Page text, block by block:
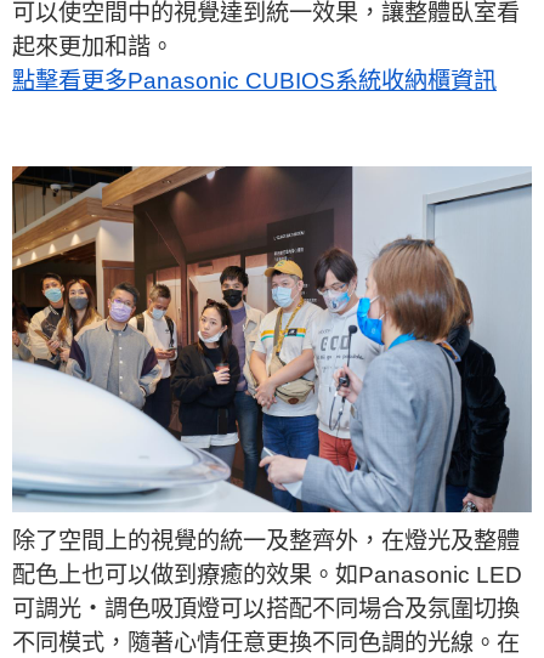
可以使空間中的視覺達到統一效果，讓整體臥室看
起來更加和諧。
點擊看更多Panasonic CUBIOS系統收納櫃資訊
除了空間上的視覺的統一及整齊外，在燈光及整體
配色上也可以做到療癒的效果。如Panasonic LED
可調光・調色吸頂燈可以搭配不同場合及氛圍切換
不同模式，隨著心情任意更換不同色調的光線。在